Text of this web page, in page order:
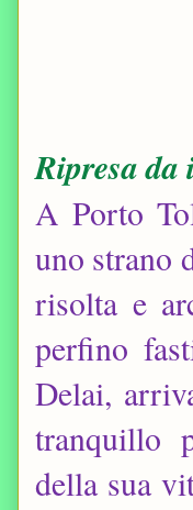
Ripresa
A Porto
uno strano
risolta e
perfino
Delai,
tranquillo
della sua